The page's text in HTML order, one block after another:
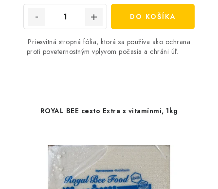
DO KOŠÍKA
Priesvitná stropná fólia, ktorá sa používa ako ochrana
proti poveternostným vplyvom počasia a chráni úľ.
ROYAL BEE cesto Extra s vitamínmi, 1kg